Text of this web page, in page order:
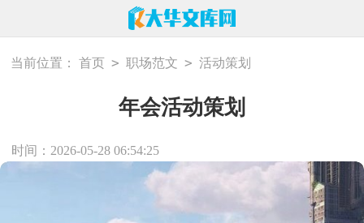
当前位置： 首页 > 职场范文 > 活动策划
年会活动策划
时间：2026-05-28 06:54:25